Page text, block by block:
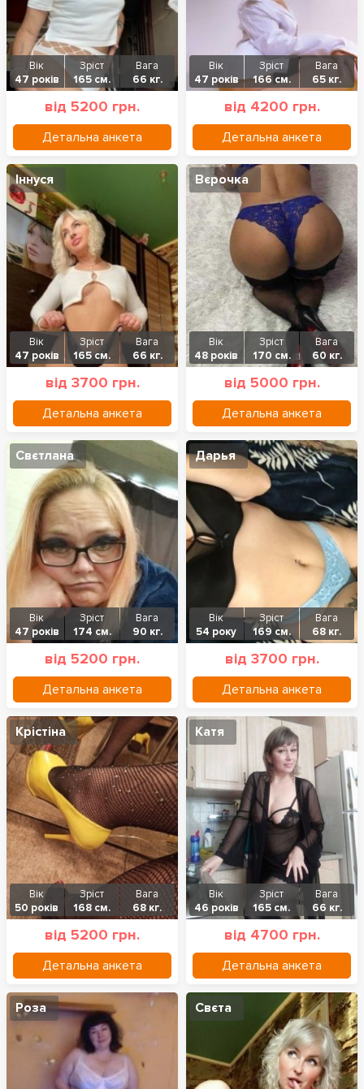
Вік
47 років
Зріст
165 см.
Вага
66 кг.
від 5200 грн.
Детальна анкета
Вік
47 років
Зріст
166 см.
Вага
65 кг.
від 4200 грн.
Детальна анкета
Іннуся
Вік
47 років
Зріст
165 см.
Вага
66 кг.
від 3700 грн.
Детальна анкета
Вєрочка
Вік
48 років
Зріст
170 см.
Вага
60 кг.
від 5000 грн.
Детальна анкета
Свєтлана
Вік
47 років
Зріст
174 см.
Вага
90 кг.
від 5200 грн.
Детальна анкета
Дарья
Вік
54 року
Зріст
169 см.
Вага
68 кг.
від 3700 грн.
Детальна анкета
Крістіна
Вік
50 років
Зріст
168 см.
Вага
68 кг.
від 5200 грн.
Детальна анкета
Катя
Вік
46 років
Зріст
165 см.
Вага
66 кг.
від 4700 грн.
Детальна анкета
Роза Свєта